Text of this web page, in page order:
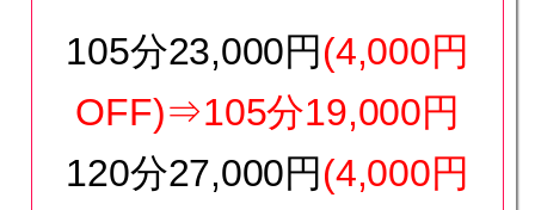
105分23,000円(4,000円
OFF)⇒105分19,000円
120分27,000円(4,000円